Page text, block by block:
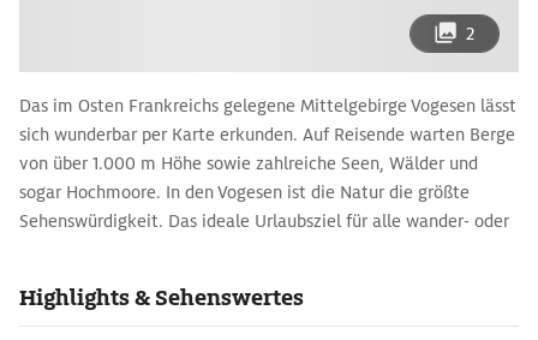
2
Das im Osten Frankreichs gelegene Mittelgebirge Vogesen lässt
sich wunderbar per Karte erkunden. Auf Reisende warten Berge
von über 1.000 m Höhe sowie zahlreiche Seen, Wälder und
sogar Hochmoore. In den Vogesen ist die Natur die größte
Sehenswürdigkeit. Das ideale Urlaubsziel für alle wander- oder
Routenplaner Nordvogesen:
Highlights & Sehenswertes